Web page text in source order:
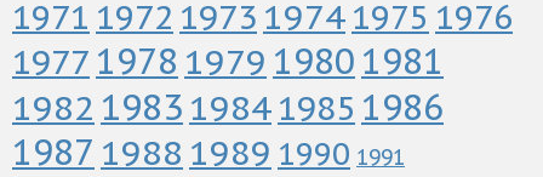
1971 1972 1973 1974 1975 1976
1977 1978 1979 1980 1981
1982 1983 19841985 1986
1987 1988 1989 1990 1991